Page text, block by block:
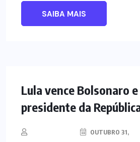
SAIBA MAIS
Lula vence Bolsonaro
presidente da
OUTUBRO 31,